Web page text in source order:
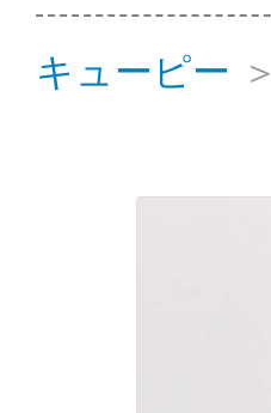
キューピー ＞